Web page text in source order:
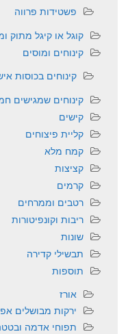
פשטידות פרווה
קוגל או קיגל מתוק
קינוחים ומוסים
קינוחים בכוסות
קינוחים שמגישים
קישים
קליית פיצוחים
קמח מלא
קציצות
קרמים
רטבים וממרחים
ריבות וקונפיטורות
שונות
תבשילי קדירה
תוספות
אורז
ירקות מבושלים
תפוחי אדמה